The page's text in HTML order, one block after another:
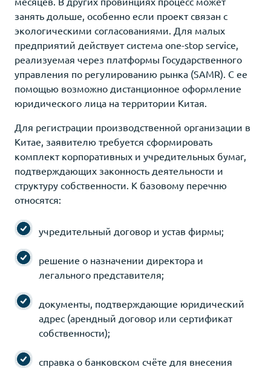
занять дольше, особенно если проект связан с
экологическими согласованиями. Для малых
предприятий действует система one-stop service,
реализуемая через платформы Государственного
управления по регулированию рынка (SAMR). С ее
помощью возможно дистанционное оформление
юридического лица на территории Китая.
Для регистрации производственной организации в
Китае, заявителю требуется сформировать
комплект корпоративных и учредительных бумаг,
подтверждающих законность деятельности и
структуру собственности. К базовому перечню
относятся:
учредительный договор и устав фирмы;
решение о назначении директора и
легального представителя;
документы, подтверждающие юридический
адрес (арендный договор или сертификат
собственности);
справка о банковском счёте для внесения